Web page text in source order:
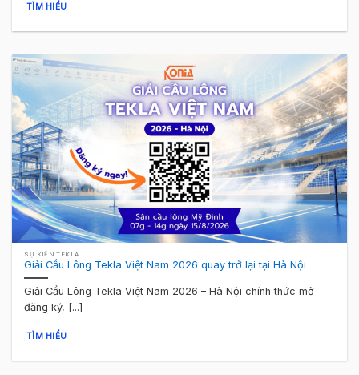
TÌM HIỂU
SỰ KIỆN TEKLA
Giải Cầu Lông Tekla Việt Nam 2026 quay trở lại tại Hà Nội
Giải Cầu Lông Tekla Việt Nam 2026 – Hà Nội chính thức mở
đăng ký, [...]
TÌM HIỂU